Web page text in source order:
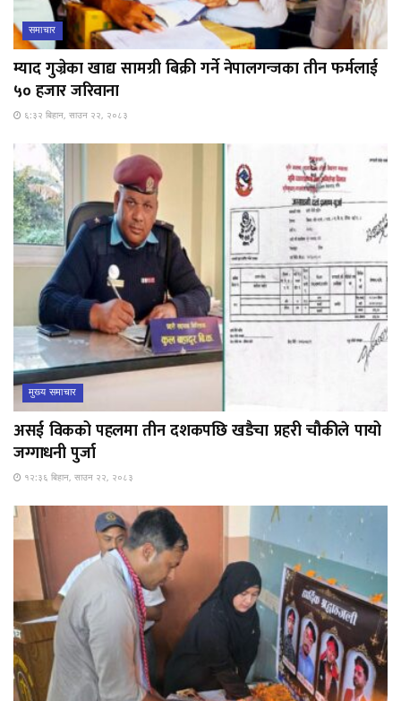
समाचार
म्याद गुज्रेका खाद्य सामग्री बिक्री गर्ने नेपालगन्जका तीन फर्मलाई
५० हजार जरिवाना
६:३२ बिहान, साउन २२, २०८३
मुख्य समाचार
असई विकको पहलमा तीन दशकपछि खडैचा प्रहरी चौकीले पायो
जग्गाधनी पुर्जा
१२:३६ बिहान, साउन २२, २०८३